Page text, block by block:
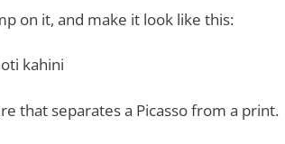
on it, and make it look like this:
kahini
that separates a Picasso from a print.